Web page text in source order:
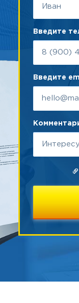
Введите
Введите